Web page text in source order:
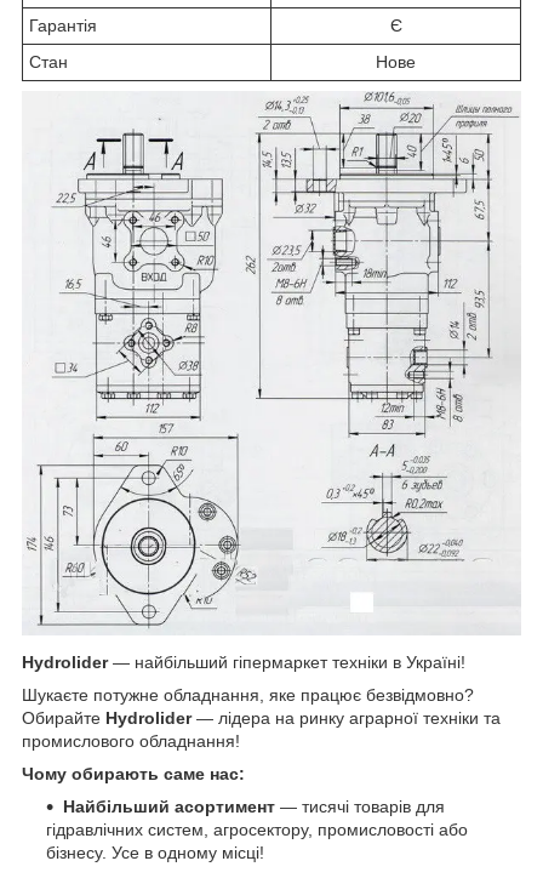
Гарантія
Є
Стан
Нове
Hydrolider— найбільший гіпермаркет техніки в Україні!
Шукаєте потужне обладнання, яке працює безвідмовно?
Обирайте Hydrolider— лідера на ринку аграрної техніки та
промислового обладнання!
Чому обирають саме нас:
Найбільший асортимент — тисячі товарів для
гідравлічних систем, агросектору, промисловості або
бізнесу. Усе в одному місці!